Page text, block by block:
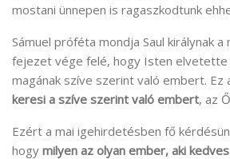
mostani ünnepen is ragaszkodtunk
Sámuel próféta mondja Saul királynak
fejezet vége felé, hogy Isten elvetette
magának szíve szerint való embert. Ez
keresi a szíve szerint való embert, az
Ezért a mai igehirdetésben fő
hogy milyen az olyan ember, aki